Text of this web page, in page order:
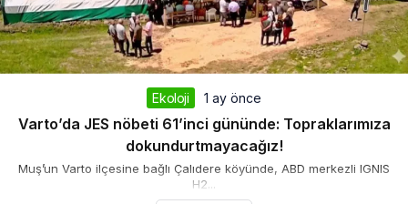
Ekoloji 1 ay önce
Varto’da JES nöbeti 61’inci gününde: Topraklarımıza
dokundurtmayacağız!
Muş’un Varto ilçesine bağlı Çalıdere köyünde, ABD merkezli IGNIS
H2...